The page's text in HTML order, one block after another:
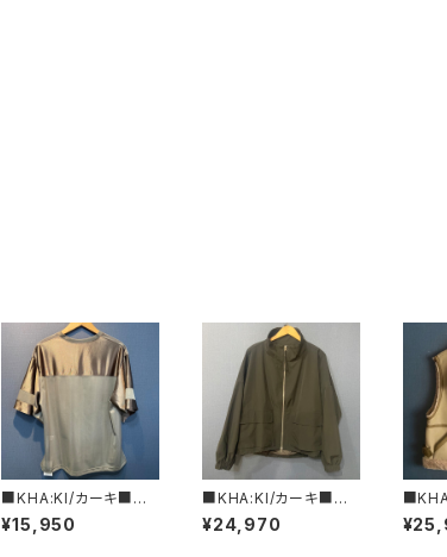
■KHA:KI/カーキ■サ
イドスリット・ホッケーシ
ャツ■MIL25SCS344
¥15,950
■KHA:KI/カーキ■ス
タンドカラージャケット
■MIL25HJK3232■
¥24,970
コ・